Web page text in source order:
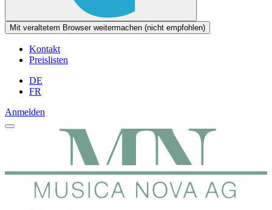
Mit veraltetem Browser weitermachen (nicht empfohlen)
Kontakt
Preislisten
DE
FR
Anmelden